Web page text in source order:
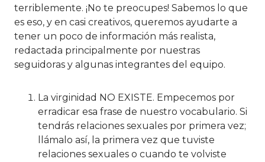
terriblemente. ¡No te preocupes! Sabemos lo que
es eso, y en casi creativos, queremos ayudarte a
tener un poco de información más realista,
redactada principalmente por nuestras
seguidoras y algunas integrantes del equipo.
La virginidad NO EXISTE. Empecemos por
erradicar esa frase de nuestro vocabulario. Si
tendrás relaciones sexuales por primera vez;
llámalo así, la primera vez que tuviste
relaciones sexuales o cuando te volviste